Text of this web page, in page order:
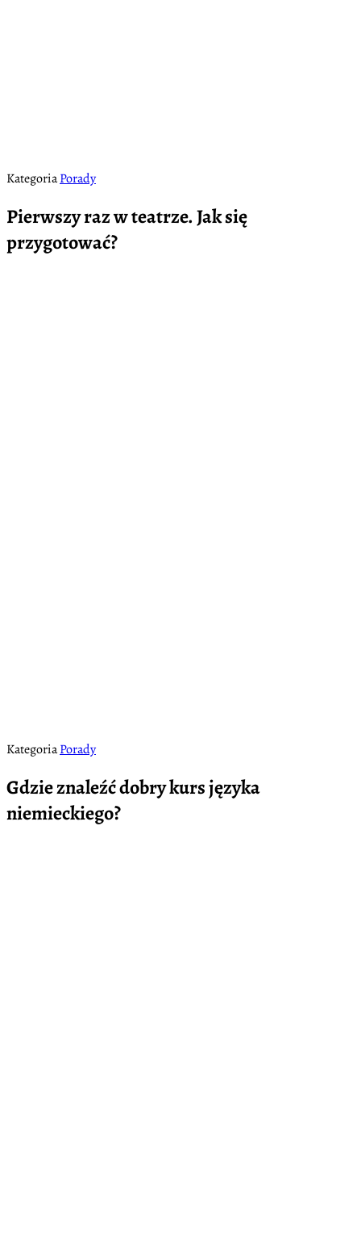
KategoriaPorady
Pierwszy raz w teatrze. Jak się
przygotować?
KategoriaPorady
Gdzie znaleźć dobry kurs języka
niemieckiego?